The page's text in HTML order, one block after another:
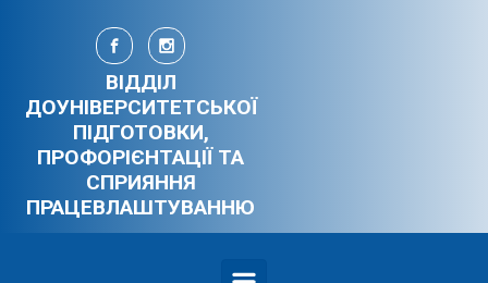
Skip to main content
ВІДДІЛ
ДОУНІВЕРСИТЕТСЬКОЇ
ПІДГОТОВКИ,
ПРОФОРІЄНТАЦІЇ ТА
СПРИЯННЯ
ПРАЦЕВЛАШТУВАННЮ